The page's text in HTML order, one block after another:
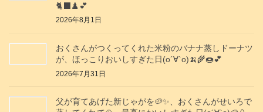
🐈‍⬛♟️💕
2026年8月1日
おくさんがつくってくれた米粉のバナナ蒸しドーナツ
が、ほっこりおいしすぎた日(о´∀`о)🍌🌾🍩💕
2026年7月31日
父が育てあげた新じゃがを🥔✨️、おくさんがせいろで